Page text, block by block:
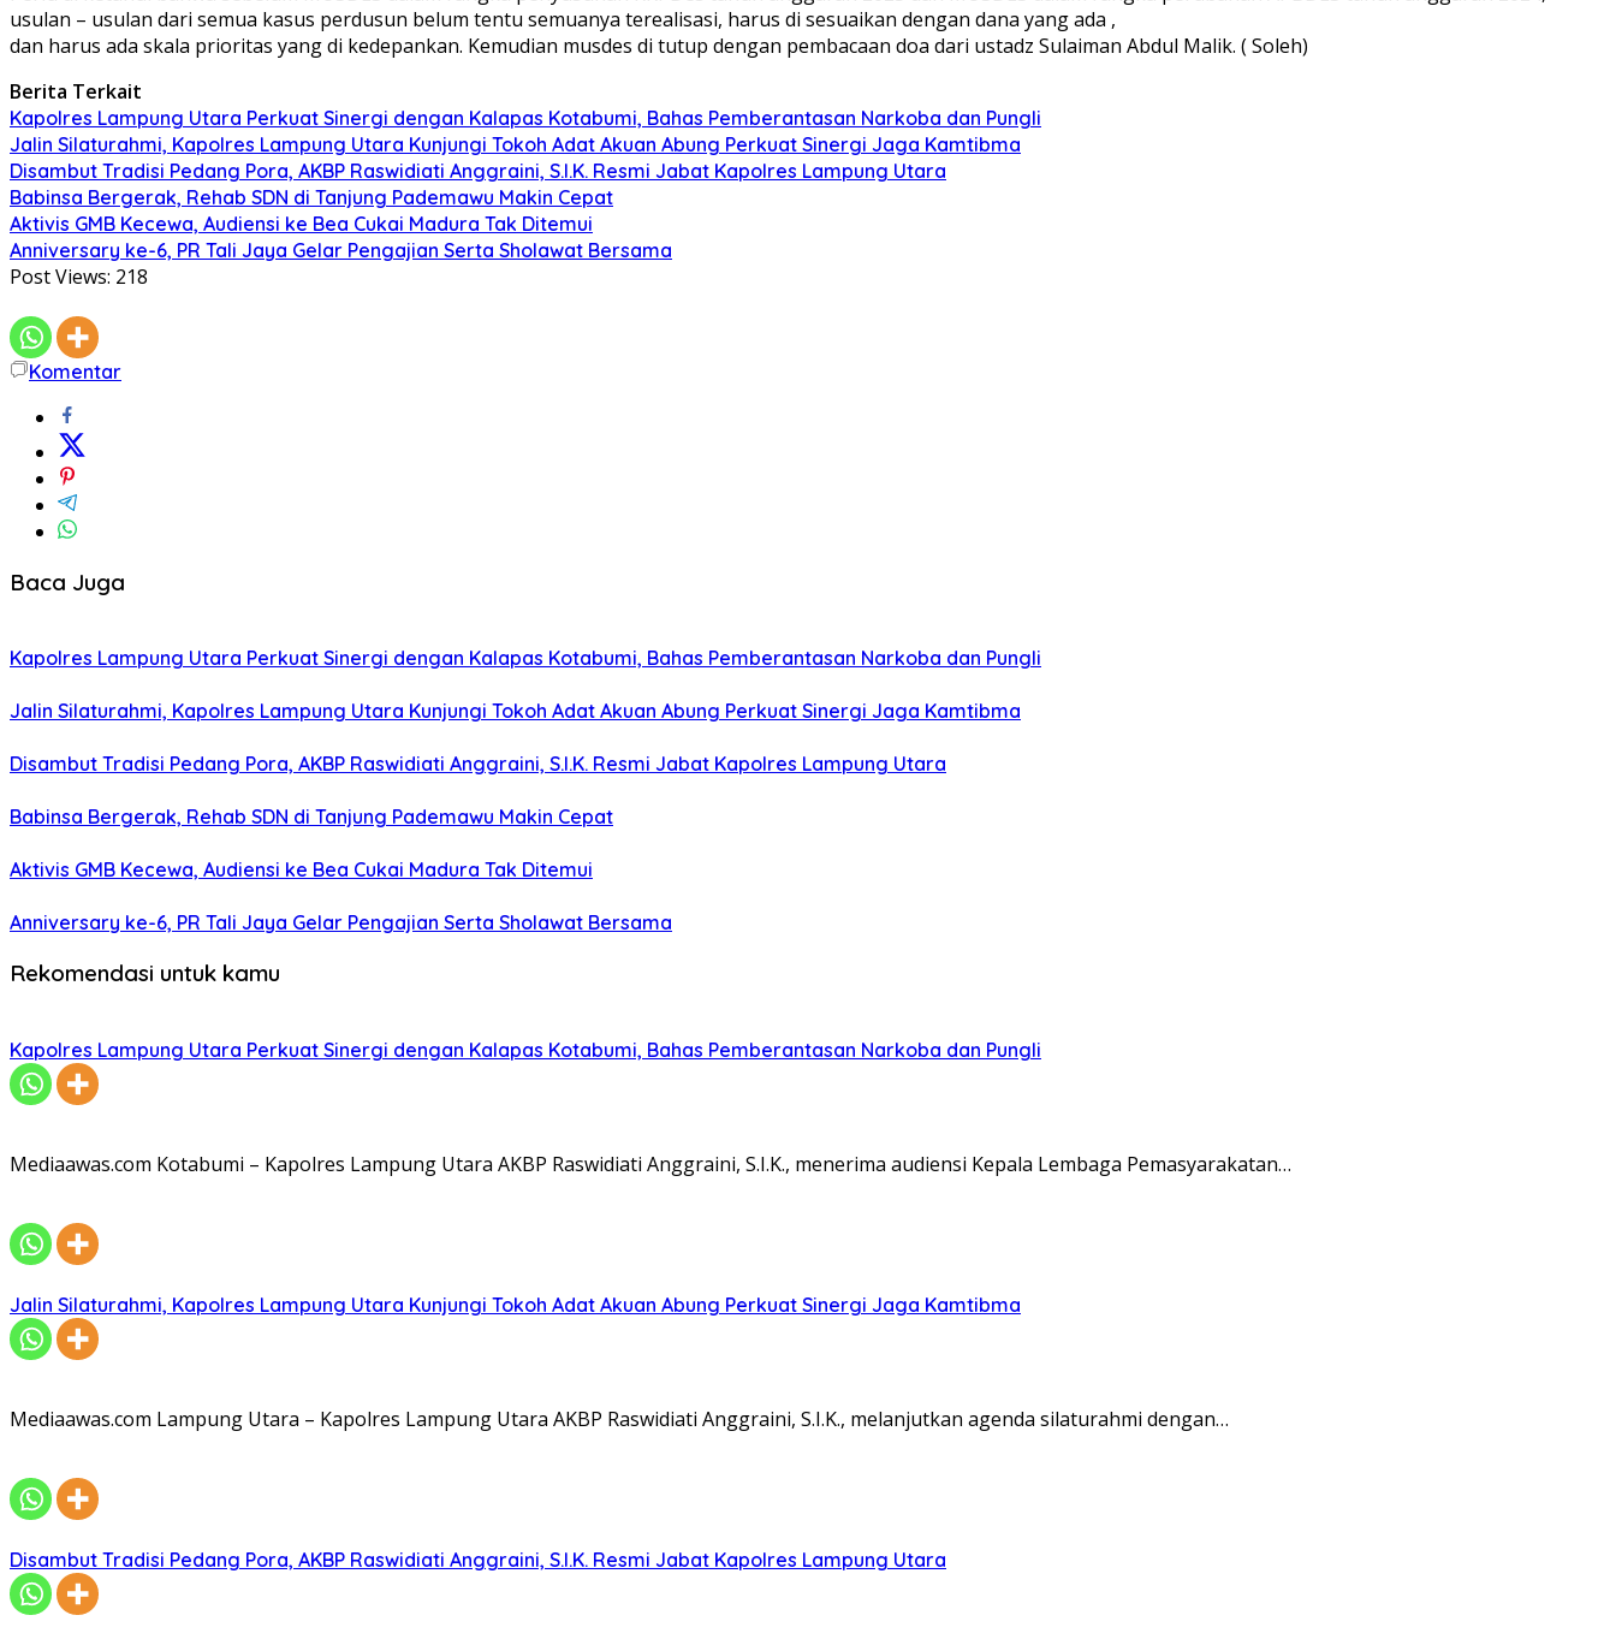
usulan – usulan dari semua kasus perdusun belum tentu semuanya terealisasi, harus di sesuaikan dengan dana yang ada ,
dan harus ada skala prioritas yang di kedepankan. Kemudian musdes di tutup dengan pembacaan doa dari ustadz Sulaiman Abdul Malik. ( Soleh)
Berita Terkait
Kapolres Lampung Utara Perkuat Sinergi dengan Kalapas Kotabumi, Bahas Pemberantasan Narkoba dan Pungli
Jalin Silaturahmi, Kapolres Lampung Utara Kunjungi Tokoh Adat Akuan Abung Perkuat Sinergi Jaga Kamtibma
Disambut Tradisi Pedang Pora, AKBP Raswidiati Anggraini, S.I.K. Resmi Jabat Kapolres Lampung Utara
Babinsa Bergerak, Rehab SDN di Tanjung Pademawu Makin Cepat
Aktivis GMB Kecewa, Audiensi ke Bea Cukai Madura Tak Ditemui
Anniversary ke-6, PR Tali Jaya Gelar Pengajian Serta Sholawat Bersama
Post Views: 218
Komentar
Baca Juga
Kapolres Lampung Utara Perkuat Sinergi dengan Kalapas Kotabumi, Bahas Pemberantasan Narkoba dan Pungli
Jalin Silaturahmi, Kapolres Lampung Utara Kunjungi Tokoh Adat Akuan Abung Perkuat Sinergi Jaga Kamtibma
Disambut Tradisi Pedang Pora, AKBP Raswidiati Anggraini, S.I.K. Resmi Jabat Kapolres Lampung Utara
Babinsa Bergerak, Rehab SDN di Tanjung Pademawu Makin Cepat
Aktivis GMB Kecewa, Audiensi ke Bea Cukai Madura Tak Ditemui
Anniversary ke-6, PR Tali Jaya Gelar Pengajian Serta Sholawat Bersama
Rekomendasi untuk kamu
Kapolres Lampung Utara Perkuat Sinergi dengan Kalapas Kotabumi, Bahas Pemberantasan Narkoba dan Pungli
Mediaawas.com Kotabumi – Kapolres Lampung Utara AKBP Raswidiati Anggraini, S.I.K., menerima audiensi Kepala Lembaga Pemasyarakatan…
Jalin Silaturahmi, Kapolres Lampung Utara Kunjungi Tokoh Adat Akuan Abung Perkuat Sinergi Jaga Kamtibma
Mediaawas.com Lampung Utara – Kapolres Lampung Utara AKBP Raswidiati Anggraini, S.I.K., melanjutkan agenda silaturahmi dengan…
Disambut Tradisi Pedang Pora, AKBP Raswidiati Anggraini, S.I.K. Resmi Jabat Kapolres Lampung Utara